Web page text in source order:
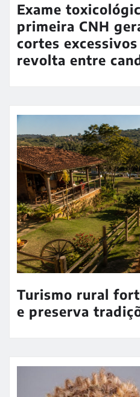
Exame
primeira CNH
cortes
revolta entre
Turismo rural
e preserva